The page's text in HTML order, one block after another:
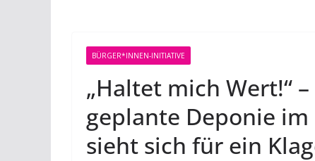
BÜRGER*INNEN-INITIATIVE
„Haltet mich Wert!“
geplante Deponie
sieht sich für ein